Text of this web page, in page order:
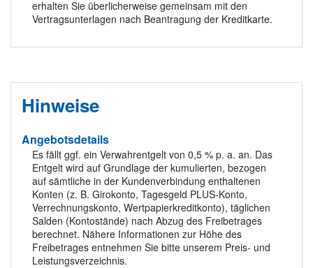
erhalten Sie überlicherweise gemeinsam mit den
Vertragsunterlagen nach Beantragung der Kreditkarte.
Hinweise
Angebotsdetails
Es fällt ggf. ein Verwahrentgelt von 0,5 % p. a. an. Das
Entgelt wird auf Grundlage der kumulierten, bezogen
auf sämtliche in der Kundenverbindung enthaltenen
Konten (z. B. Girokonto, Tagesgeld PLUS-Konto,
Verrechnungskonto, Wert­papier­kredit­konto), täglichen
Salden (Konto­stände) nach Abzug des Frei­betrages
berechnet. Nähere Informationen zur Höhe des
Freibetrages entnehmen Sie bitte unserem Preis- und
Leistungs­verzeich­nis.